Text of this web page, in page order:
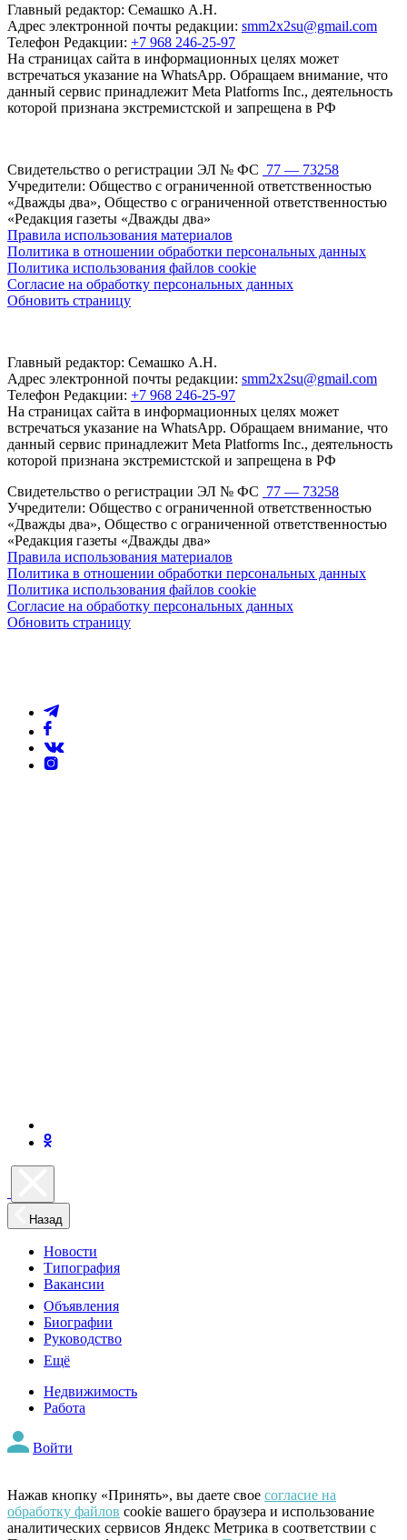
Главный редактор: Семашко А.Н.
Адрес электронной почты редакции: smm2x2su@gmail.com
Телефон Редакции: +7 968 246-25-97
На страницах сайта в информационных целях может
встречаться указание на WhatsApp. Обращаем внимание, что
данный сервис принадлежит Meta Platforms Inc., деятельность
которой признана экстремистской и запрещена в РФ
Свидетельство о регистрации ЭЛ № ФС 77 — 73258
Учредители: Общество с ограниченной ответственностью
«Дважды два», Общество с ограниченной ответственностью
«Редакция газеты «Дважды два»
Правила использования материалов
Политика в отношении обработки персональных данных
Политика использования файлов cookie
Согласие на обработку персональных данных
Обновить страницу
Главный редактор: Семашко А.Н.
Адрес электронной почты редакции: smm2x2su@gmail.com
Телефон Редакции: +7 968 246-25-97
На страницах сайта в информационных целях может
встречаться указание на WhatsApp. Обращаем внимание, что
данный сервис принадлежит Meta Platforms Inc., деятельность
которой признана экстремистской и запрещена в РФ
Свидетельство о регистрации ЭЛ № ФС 77 — 73258
Учредители: Общество с ограниченной ответственностью
«Дважды два», Общество с ограниченной ответственностью
«Редакция газеты «Дважды два»
Правила использования материалов
Политика в отношении обработки персональных данных
Политика использования файлов cookie
Согласие на обработку персональных данных
Обновить страницу
Назад
Новости
Типография
Вакансии
Объявления
Биографии
Руководство
Ещё
Недвижимость
Работа
Войти
Нажав кнопку «Принять», вы даете свое согласие на
обработку файлов cookie вашего браузера и использование
аналитических сервисов Яндекс Метрика в соответствии с